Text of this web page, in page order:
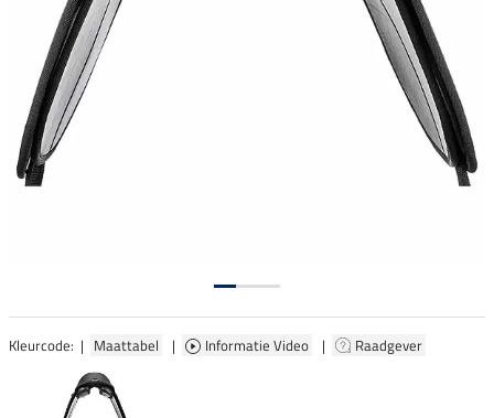
Kleurcode: | Maattabel | Informatie Video | Raadgever